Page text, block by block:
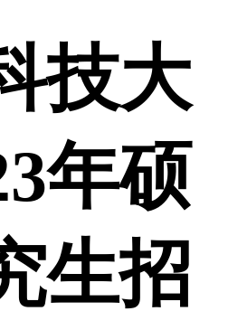
技大
年硕
生招